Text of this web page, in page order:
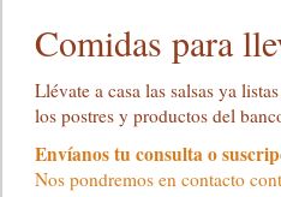
Comidas para
Llévate a casa las salsas ya
los postres y productos del
Envíanos tu consulta o
Nos pondremos en contacto